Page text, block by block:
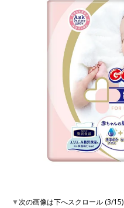
▼次の画像は下へスクロール (3/15)